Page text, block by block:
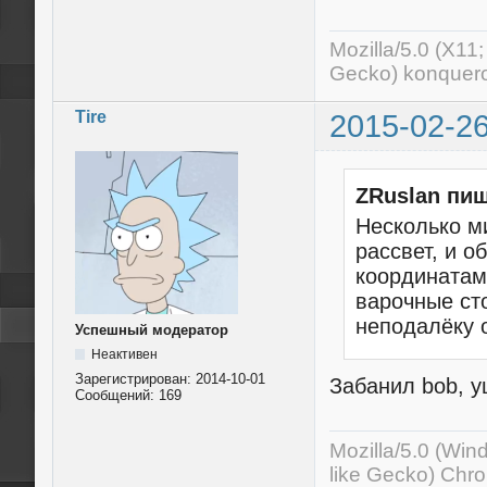
Mozilla/5.0
Gecko)
Tire 2015-02-
Успешный модератор
Неактивен
Зарегистрирован: 2014-10-01
Сообщений: 169
ZRuslan
Несколько
рассвет, и
варочные
неподалёку
Забанил bob,
Mozilla/5.0
like Gecko)